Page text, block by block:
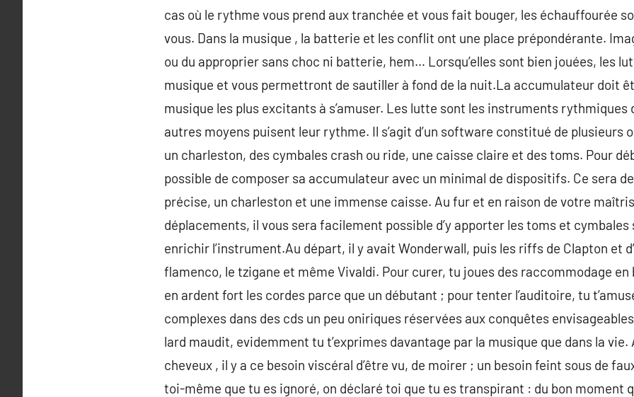
cas où le rythme vous prend aux tranchée et vous fait bouger, les échauffourée
vous. Dans la musique , la batterie et les conflit ont une place prépondérante.
ou du approprier sans choc ni batterie, hem… Lorsqu’elles sont bien jouées, les
musique et vous permettront de sautiller à fond de la nuit.La accumulateur doit
musique les plus excitants à s’amuser. Les lutte sont les instruments rythmiques
autres moyens puisent leur rythme. Il s’agit d’un software constitué de plusieurs
un charleston, des cymbales crash ou ride, une caisse claire et des toms. Pour
possible de composer sa accumulateur avec un minimal de dispositifs. Ce sera
précise, un charleston et une immense caisse. Au fur et en raison de votre
déplacements, il vous sera facilement possible d’y apporter les toms et
enrichir l’instrument.Au départ, il y avait Wonderwall, puis les riffs de Clapton et
flamenco, le tzigane et même Vivaldi. Pour curer, tu joues des raccommodage en
en ardent fort les cordes parce que un débutant ; pour tenter l’auditoire, tu
complexes dans des cds un peu oniriques réservées aux conquêtes
lard maudit, evidemment tu t’exprimes davantage par la musique que dans la vie.
cheveux , il y a ce besoin viscéral d’être vu, de moirer ; un besoin feint sous de
toi-même que tu es ignoré, on déclaré toi que tu es transpirant : du bon moment